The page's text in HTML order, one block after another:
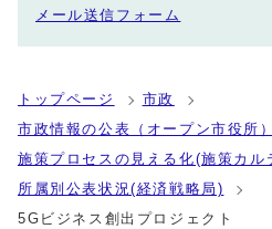
メール送信フォーム
トップページ
市政
市政情報の公表（オープン市役所）
施策プロセスの見える化(施策カル
所属別公表状況(経済戦略局)
5Gビジネス創出プロジェクト